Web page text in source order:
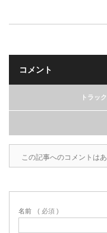
コメント
トラッ
この記事へのコメントはあ
名前 ( 必須 )